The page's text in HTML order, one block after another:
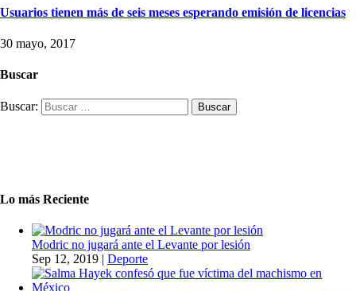
Usuarios tienen más de seis meses esperando emisión de licencias
30 mayo, 2017
Buscar
Buscar:
Lo más Reciente
Modric no jugará ante el Levante por lesión
Sep 12, 2019 | Deporte